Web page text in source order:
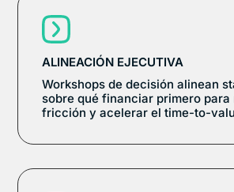
ALINEACIÓN EJECUTIVA
Workshops de decisión alinean
sobre qué financiar primero
fricción y acelerar el time-to-